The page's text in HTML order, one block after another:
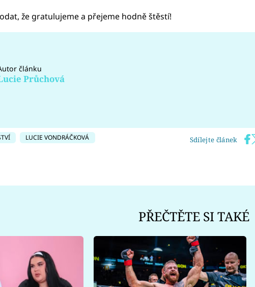
že gratulujeme a přejeme hodně štěstí!
článku
Průchová
Sdílejte článek
LUCIE VONDRÁČKOVÁ
PŘEČTĚTE SI TAKÉ